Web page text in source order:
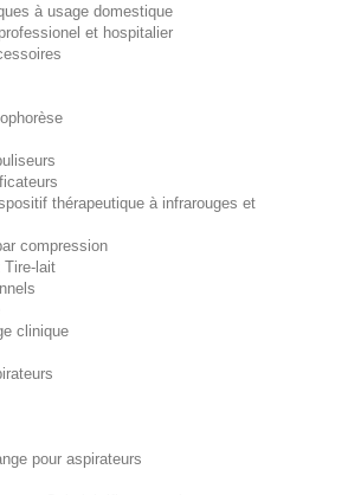
à usage domestique
et hospitalier
thérapeutique à infrarouges et
compression
Tire-lait
clinique
pour aspirateurs